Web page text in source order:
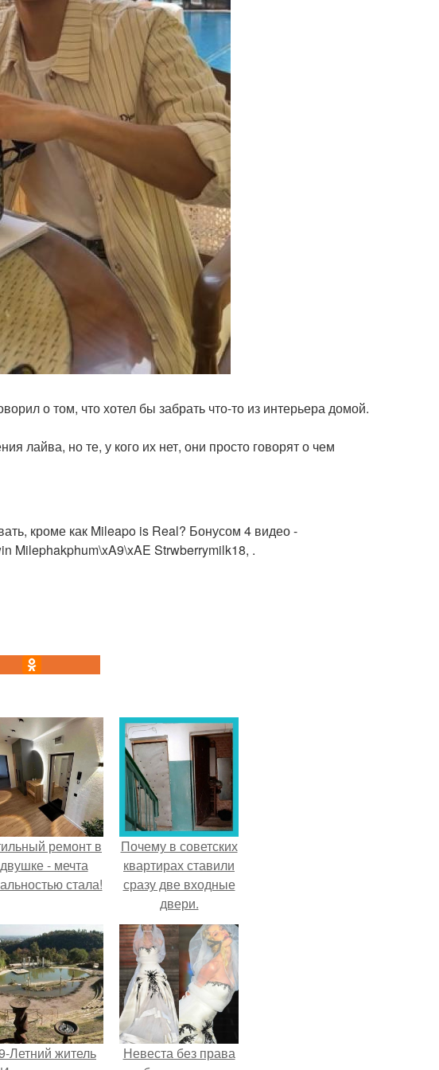
о том, что хотел бы забрать что-то из интерьера домой.
лайва, но те, у кого их нет, они просто говорят о чем
кроме как Mileapo is Real? Бонусом 4 видео -
Milephakphum\xA9\xAE Strwberrymilk18, .
ремонт в
двушке - мечта
стала!
Почему в советских
квартирах ставили
сразу две входные
двери.
Летний житель
Невеста без права